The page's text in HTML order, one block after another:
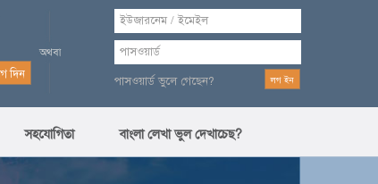
পাসওয়ার্ড ভুলে গেছেন?
সহযোগিতা বাংলা লেখা ভুল দেখাচেছ?